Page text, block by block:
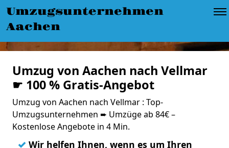
Umzugsunternehmen
Aachen
Umzug von Aachen nach Vellmar
☛ 100 % Gratis-Angebot
Umzug von Aachen nach Vellmar : Top-
Umzugsunternehmen ➨ Umzüge ab 84€ –
Kostenlose Angebote in 4 Min.
✓ Wir helfen Ihnen, wenn es um Ihren